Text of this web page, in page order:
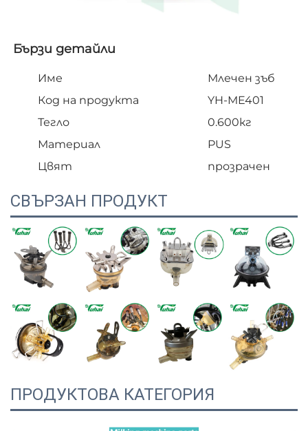
Бързи детайли
Име
Млечен зъб
Код на продукта
YH-ME401
Тегло
0.600кг
Материал
PUS
Цвят
прозрачен
СВЪРЗАН ПРОДУКТ
ПРОДУКТОВА КАТЕГОРИЯ